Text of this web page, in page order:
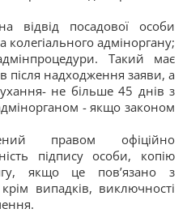
відвід посадової особи
колегіального адміноргану;
Такий має
після надходження заяви, а
не більше 45 днів з
- якщо законом
правом офіційно
підпису особи, копію
якщо це пов’язано з
випадків, виключності